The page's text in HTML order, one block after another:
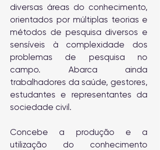
diversas áreas do conhecimento,
orientados por múltiplas teorias e
métodos de pesquisa diversos e
sensíveis à complexidade dos
problemas de pesquisa no
campo. Abarca ainda
trabalhadores da saúde, gestores,
estudantes e representantes da
sociedade civil.
Concebe a produção e a
utilização do conhecimento